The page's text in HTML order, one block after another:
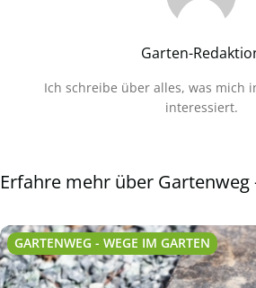
Garten-
Ich schreibe über alles, was mich
interessiert.
Erfahre mehr über Gartenweg
GARTENWEG - WEGE IM GARTEN